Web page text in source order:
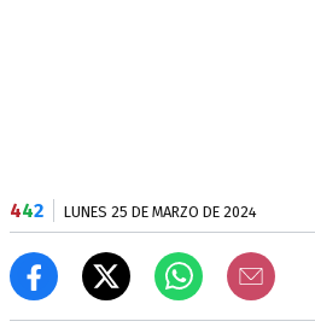
442 LUNES 25 DE MARZO DE 2024